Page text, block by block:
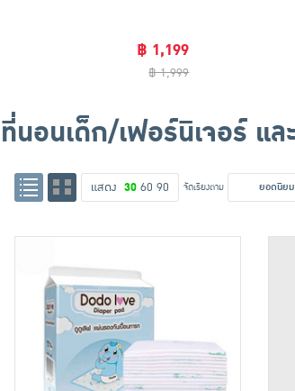
฿ 1,199
฿ 1,999
ที่นอนเด็ก/เฟอร์นิเจอร์ แ
แสดง 30 60 90 จัดเรียงตาม ยอดนิยม